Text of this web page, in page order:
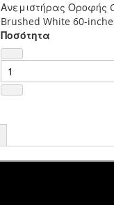
Ανεμιστήρας Οροφής
Brushed White 60-
Ποσότητα